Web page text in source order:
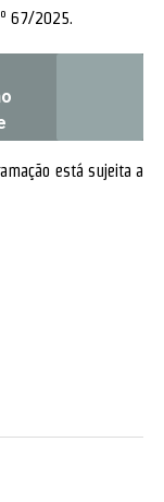
67/2025.
está sujeita a